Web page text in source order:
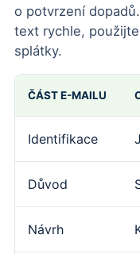
o potvrzení
text rychle,
splátky.
ČÁST E-MAILU
Identifikace
Důvod
Návrh